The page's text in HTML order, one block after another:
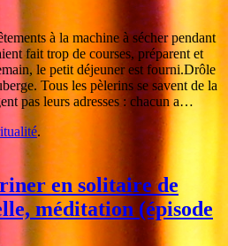
à la machine à sécher pendant
fait trop de courses, préparent et
le petit déjeuner est fourni.Drôle
Tous les pèlerins se savent de la
pas leurs adresses : chacun a…
.
en solitaire de
méditation (épisode